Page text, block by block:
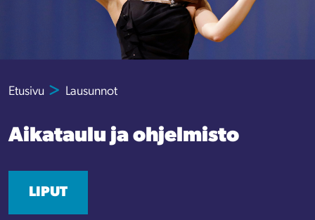
Etusivu Lausunnot
Aikataulu ja ohjelmisto
LIPUT